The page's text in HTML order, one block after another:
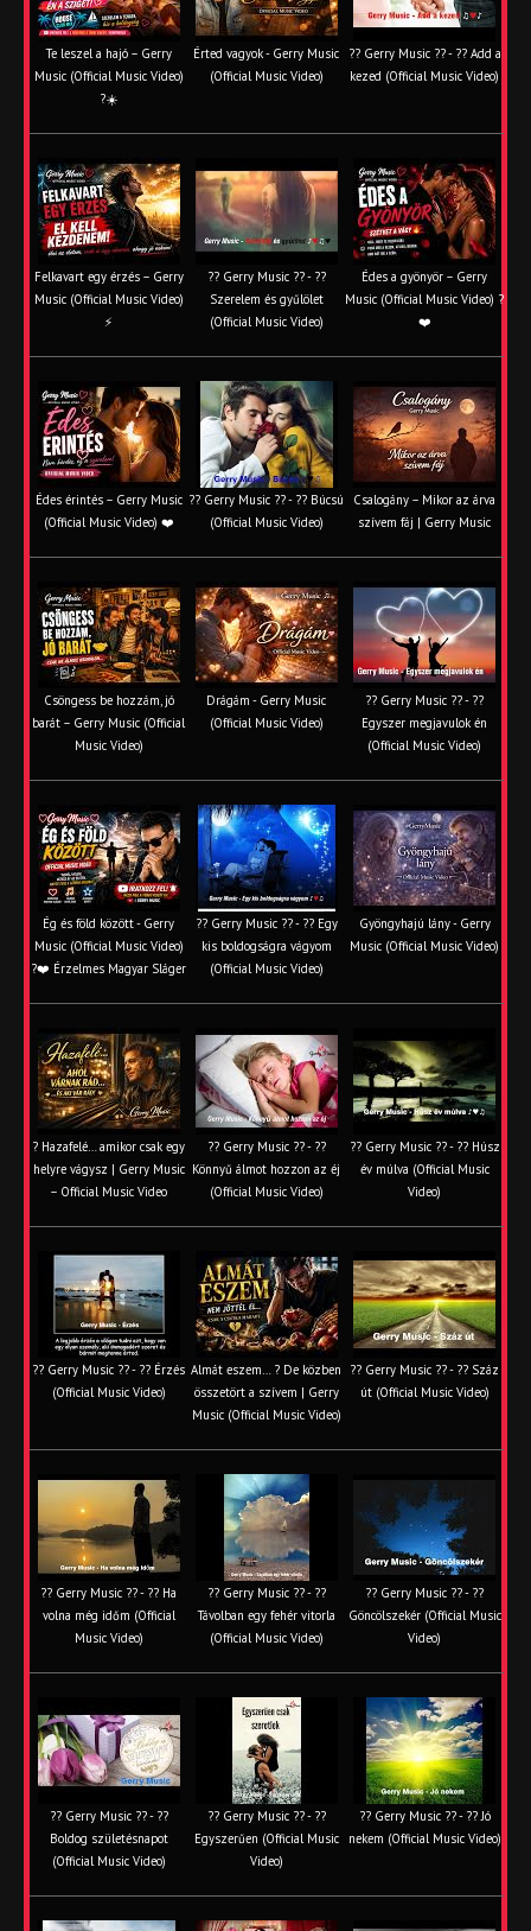
Te leszel a hajó – Gerry
Music (Official Music Video)
?☀️
Érted vagyok - Gerry Music
(Official Music Video)
?? Gerry Music ?? - ?? Add a
kezed (Official Music Video)
Felkavart egy érzés – Gerry
Music (Official Music Video)
⚡
?? Gerry Music ?? - ??
Szerelem és gyűlölet
(Official Music Video)
Édes a gyönyör – Gerry
Music (Official Music Video) ?
❤️
Édes érintés – Gerry Music
(Official Music Video) ❤️
?? Gerry Music ?? - ?? Búcsú
(Official Music Video)
Csalogány – Mikor az árva
szívem fáj | Gerry Music
Csöngess be hozzám, jó
barát – Gerry Music (Official
Music Video)
Drágám - Gerry Music
(Official Music Video)
?? Gerry Music ?? - ??
Egyszer megjavulok én
(Official Music Video)
Ég és föld között - Gerry
Music (Official Music Video)
?❤️ Érzelmes Magyar Sláger
?? Gerry Music ?? - ?? Egy
kis boldogságra vágyom
(Official Music Video)
Gyöngyhajú lány - Gerry
Music (Official Music Video)
? Hazafelé… amikor csak egy
helyre vágysz | Gerry Music
– Official Music Video
?? Gerry Music ?? - ??
Könnyű álmot hozzon az éj
(Official Music Video)
?? Gerry Music ?? - ?? Húsz
év múlva (Official Music
Video)
?? Gerry Music ?? - ?? Érzés
(Official Music Video)
Almát eszem… ? De közben
összetört a szívem | Gerry
Music (Official Music Video)
?? Gerry Music ?? - ?? Száz
út (Official Music Video)
?? Gerry Music ?? - ?? Ha
volna még időm (Official
Music Video)
?? Gerry Music ?? - ??
Távolban egy fehér vitorla
(Official Music Video)
?? Gerry Music ?? - ??
Göncölszekér (Official Music
Video)
?? Gerry Music ?? - ??
Boldog születésnapot
(Official Music Video)
?? Gerry Music ?? - ??
Egyszerűen (Official Music
Video)
?? Gerry Music ?? - ?? Jó
nekem (Official Music Video)